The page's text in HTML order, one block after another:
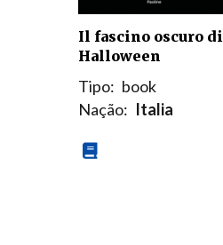
Il fascino oscuro di
Halloween
Tipo: book
Nação: Italia